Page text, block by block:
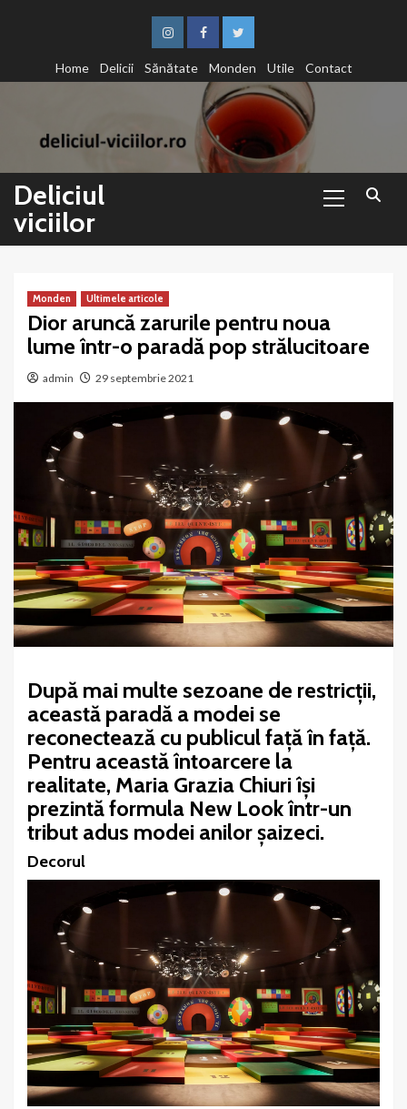
InstagramFacebookTwitter
Home
Delicii Sănătate Monden Utile Contact
Deliciul
viciilor
Menu
Monden Ultimele articole
Dior aruncă zarurile pentru noua
lume într-o paradă pop strălucitoare
admin 29 septembrie 2021
După mai multe sezoane de restricții,
această paradă a modei se
reconectează cu publicul față în față.
Pentru această întoarcere la
realitate, Maria Grazia Chiuri își
prezintă formula New Look într-un
tribut adus modei anilor șaizeci.
Decorul